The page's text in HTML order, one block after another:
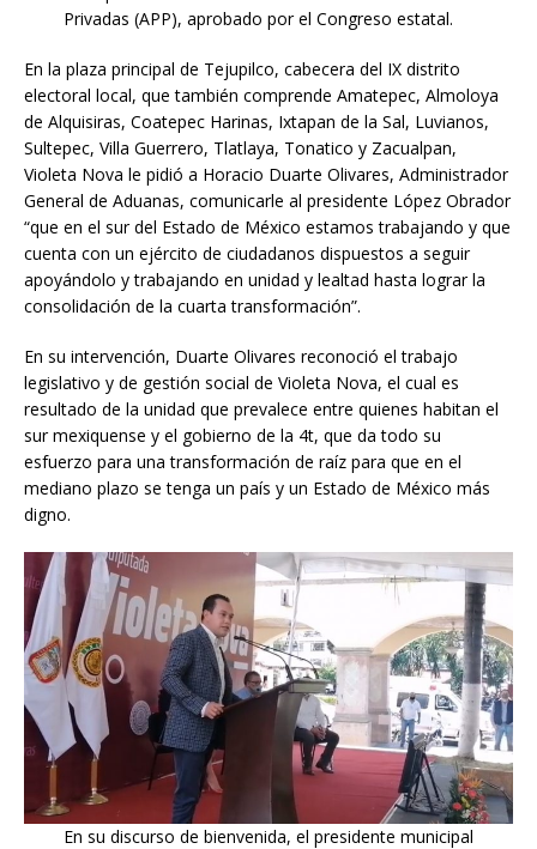
Privadas (APP), aprobado por el Congreso estatal.
En la plaza principal de Tejupilco, cabecera del IX distrito
electoral local, que también comprende Amatepec, Almoloya
de Alquisiras, Coatepec Harinas, Ixtapan de la Sal, Luvianos,
Sultepec, Villa Guerrero, Tlatlaya, Tonatico y Zacualpan,
Violeta Nova le pidió a Horacio Duarte Olivares, Administrador
General de Aduanas, comunicarle al presidente López Obrador
“que en el sur del Estado de México estamos trabajando y que
cuenta con un ejército de ciudadanos dispuestos a seguir
apoyándolo y trabajando en unidad y lealtad hasta lograr la
consolidación de la cuarta transformación”.
En su intervención, Duarte Olivares reconoció el trabajo
legislativo y de gestión social de Violeta Nova, el cual es
resultado de la unidad que prevalece entre quienes habitan el
sur mexiquense y el gobierno de la 4t, que da todo su
esfuerzo para una transformación de raíz para que en el
mediano plazo se tenga un país y un Estado de México más
digno.
En su discurso de bienvenida, el presidente municipal